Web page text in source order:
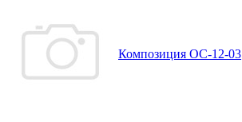
Композиция ОС-12-03